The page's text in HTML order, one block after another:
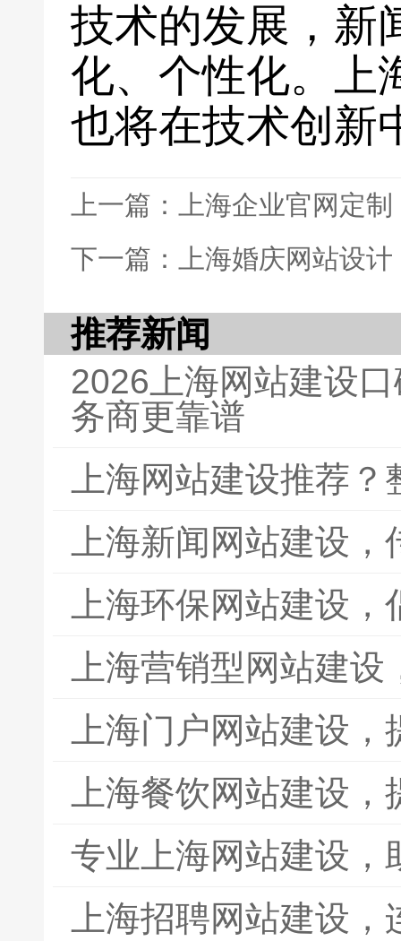
技术的发展，新
化、个性化。上
也将在技术创新
上一篇：上海企业官网定
下一篇：上海婚庆网站设
推荐新闻
2026上海网站建设
务商更靠谱
上海网站建设推荐
上海新闻网站建设
上海环保网站建设
上海营销型网站建
上海门户网站建设
上海餐饮网站建设
专业上海网站建设，
上海招聘网站建设